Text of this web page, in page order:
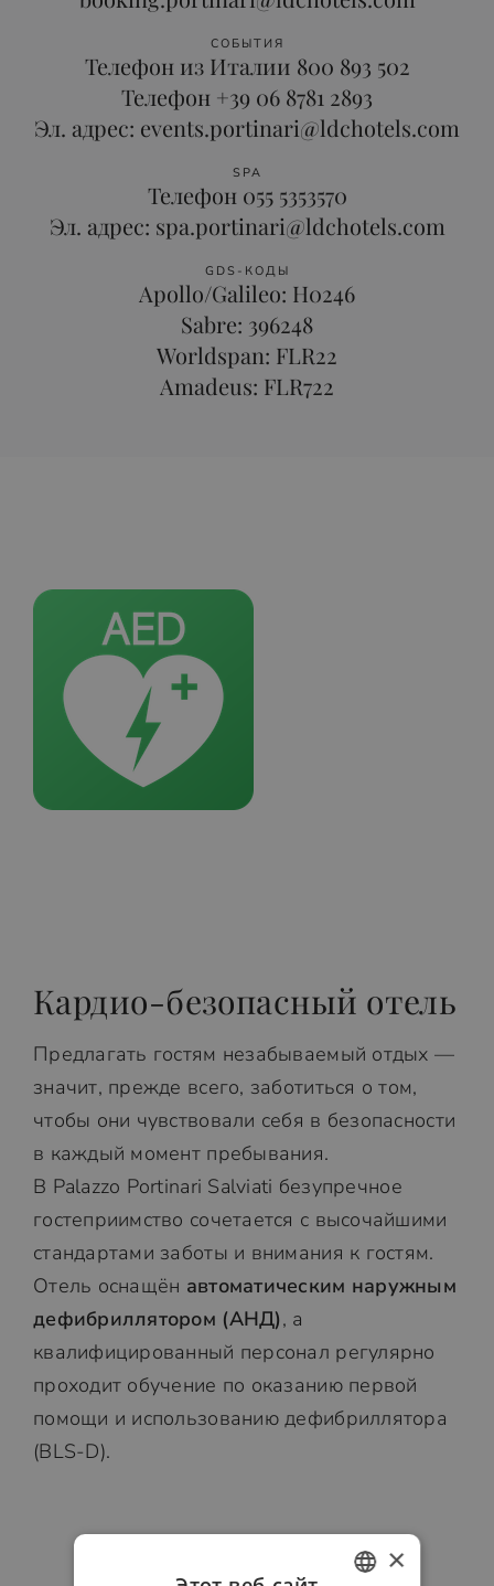
СОБЫТИЯ
Телефон из Италии 800 893 502
Телефон +39 06 8781 2893
Эл. адрес: events.portinari@ldchotels.com
SPA
Телефон 055 5353570
Эл. адрес: spa.portinari@ldchotels.com
GDS-КОДЫ
Apollo/Galileo: H0246
Sabre: 396248
Worldspan: FLR22
Amadeus: FLR722
Кардио-безопасный отель
Предлагать гостям незабываемый отдых —
значит, прежде всего, заботиться о том,
чтобы они чувствовали себя в безопасности
в каждый момент пребывания.
В Palazzo Portinari Salviati безупречное
гостеприимство сочетается с высочайшими
стандартами заботы и внимания к гостям.
Отель оснащён автоматическим наружным
дефибриллятором (АНД), а
квалифицированный персонал регулярно
проходит обучение по оказанию первой
помощи и использованию дефибриллятора
(BLS-D).
×